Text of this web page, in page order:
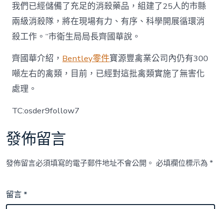
我們已經儲備了充足的消殺藥品，組建了25人的市縣
兩級消殺隊，將在現場有力、有序、科學開展循環消
殺工作。”市衛生局局長齊國華說。
齊國華介紹， Bentley零件寶源豐禽業公司內仍有300
噸左右的禽類，目前，已經對這批禽類實施了無害化
處理。
TC:osder9follow7
發佈留言
發佈留言必須填寫的電子郵件地址不會公開。 必填欄位標示為*
留言*